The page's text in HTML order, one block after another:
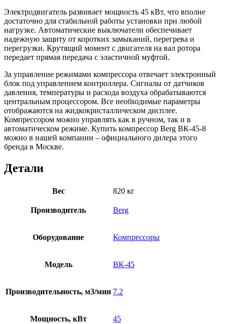
Электродвигатель развивает мощность 45 кВт, что вполне
достаточно для стабильной работы установки при любой
нагрузке. Автоматические выключатели обеспечивает
надежную защиту от коротких замыканий, перегрева и
перегрузки. Крутящий момент с двигателя на вал ротора
передает прямая передача с эластичной муфтой.
За управление режимами компрессора отвечает электронный
блок под управлением контроллера. Сигналы от датчиков
давления, температуры и расхода воздуха обрабатываются
центральным процессором. Все необходимые параметры
отображаются на жидкокристаллическом дисплее.
Компрессором можно управлять как в ручном, так и в
автоматическом режиме. Купить компрессор Berg ВК-45-8
можно в нашей компании – официального дилера этого
бренда в Москве.
Детали
Вес 820 кг
Производитель Berg
Оборудование Компрессоры
Модель ВК-45
Производительность, м3/мин 7.2
Мощность, кВт 45